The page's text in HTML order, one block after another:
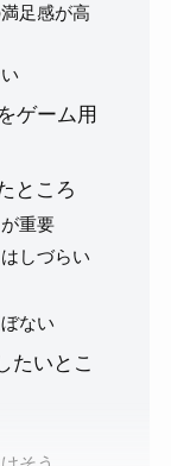
足感が高
ゲーム用
ところ
重要
しづらい
ない
たいとこ